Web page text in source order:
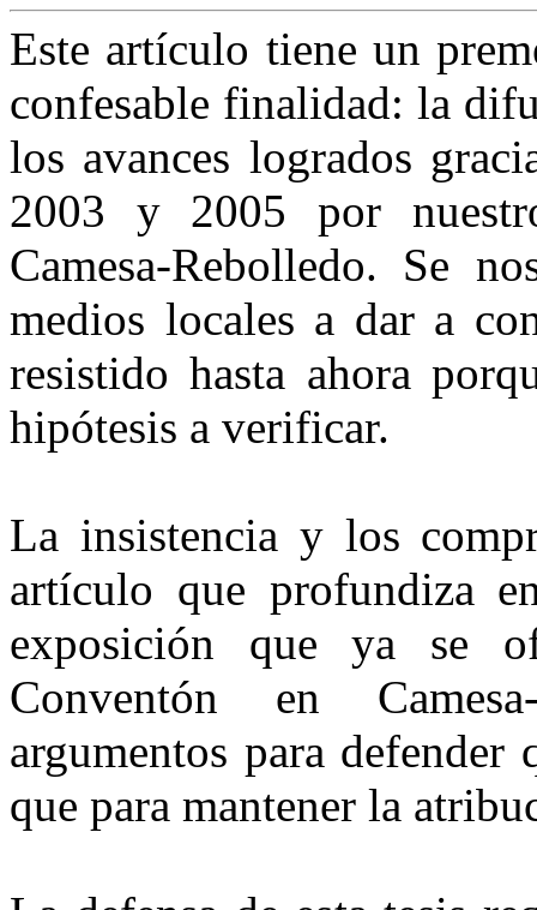
Este artículo tiene un
confesable finalidad: la
los avances logrados
2003 y 2005 por
Camesa-Rebolledo. Se
medios locales a dar a
resistido hasta ahora
hipótesis a verificar.
La insistencia y los
artículo que profundiza
expo­sición que ya se
Conventón en
argumentos para defender
que para mantener la